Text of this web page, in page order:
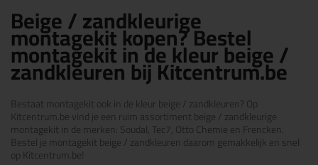
Beige / zandkleurige
montagekit kopen? Bestel
montagekit in de kleur beige /
zandkleuren bij Kitcentrum.be
Bestaat montagekit ook in de kleur beige / zandkleuren? Op
Kitcentrum.be vind je een ruim assortiment beige / zandkleurige
montagekit in de merken: Soudal, Tec7, Otto Chemie en Frencken.
Bestel je montagekit beige / zandkleuren daarom gemakkelijk en snel
op Kitcentrum.be!